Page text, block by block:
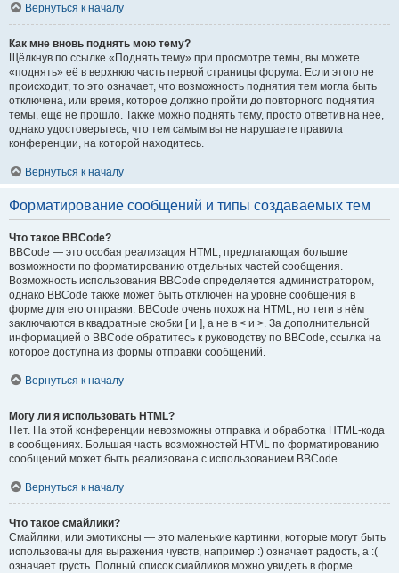
Вернуться к началу
Как мне вновь поднять мою тему?
Щёлкнув по ссылке «Поднять тему» при просмотре темы, вы можете
«поднять» её в верхнюю часть первой страницы форума. Если этого не
происходит, то это означает, что возможность поднятия тем могла быть
отключена, или время, которое должно пройти до повторного поднятия
темы, ещё не прошло. Также можно поднять тему, просто ответив на неё,
однако удостоверьтесь, что тем самым вы не нарушаете правила
конференции, на которой находитесь.
Вернуться к началу
Форматирование сообщений и типы создаваемых тем
Что такое BBCode?
BBCode — это особая реализация HTML, предлагающая большие
возможности по форматированию отдельных частей сообщения.
Возможность использования BBCode определяется администратором,
однако BBCode также может быть отключён на уровне сообщения в
форме для его отправки. BBCode очень похож на HTML, но теги в нём
заключаются в квадратные скобки [ и ], а не в < и >. За дополнительной
информацией о BBCode обратитесь к руководству по BBCode, ссылка на
которое доступна из формы отправки сообщений.
Вернуться к началу
Могу ли я использовать HTML?
Нет. На этой конференции невозможны отправка и обработка HTML-кода
в сообщениях. Большая часть возможностей HTML по форматированию
сообщений может быть реализована с использованием BBCode.
Вернуться к началу
Что такое смайлики?
Смайлики, или эмотиконы — это маленькие картинки, которые могут быть
использованы для выражения чувств, например :) означает радость, а :(
означает грусть. Полный список смайликов можно увидеть в форме